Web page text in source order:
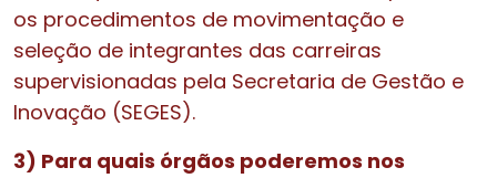
os procedimentos de movimentação e
seleção de integrantes das carreiras
supervisionadas pela Secretaria de Gestão e
Inovação (SEGES).
3) Para quais órgãos poderemos nos